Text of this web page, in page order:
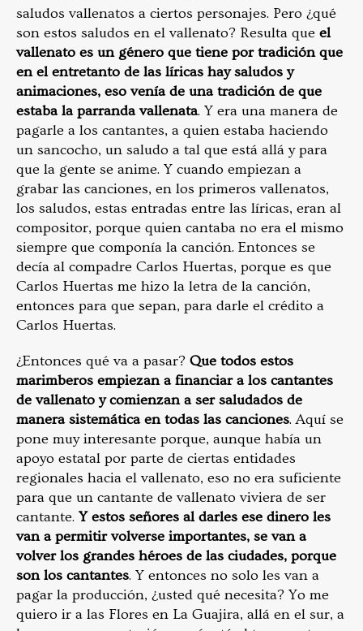
saludos vallenatos a ciertos personajes. Pero ¿qué
son estos saludos en el vallenato? Resulta que el
vallenato es un género que tiene por tradición que
en el entretanto de las líricas hay saludos y
animaciones, eso venía de una tradición de que
estaba la parranda vallenata. Y era una manera de
pagarle a los cantantes, a quien estaba haciendo
un sancocho, un saludo a tal que está allá y para
que la gente se anime. Y cuando empiezan a
grabar las canciones, en los primeros vallenatos,
los saludos, estas entradas entre las líricas, eran al
compositor, porque quien cantaba no era el mismo
siempre que componía la canción. Entonces se
decía al compadre Carlos Huertas, porque es que
Carlos Huertas me hizo la letra de la canción,
entonces para que sepan, para darle el crédito a
Carlos Huertas.
¿Entonces qué va a pasar? Que todos estos
marimberos empiezan a financiar a los cantantes
de vallenato y comienzan a ser saludados de
manera sistemática en todas las canciones. Aquí se
pone muy interesante porque, aunque había un
apoyo estatal por parte de ciertas entidades
regionales hacia el vallenato, eso no era suficiente
para que un cantante de vallenato viviera de ser
cantante. Y estos señores al darles ese dinero les
van a permitir volverse importantes, se van a
volver los grandes héroes de las ciudades, porque
son los cantantes. Y entonces no solo les van a
pagar la producción, ¿usted qué necesita? Yo me
quiero ir a las Flores en La Guajira, allá en el sur, a